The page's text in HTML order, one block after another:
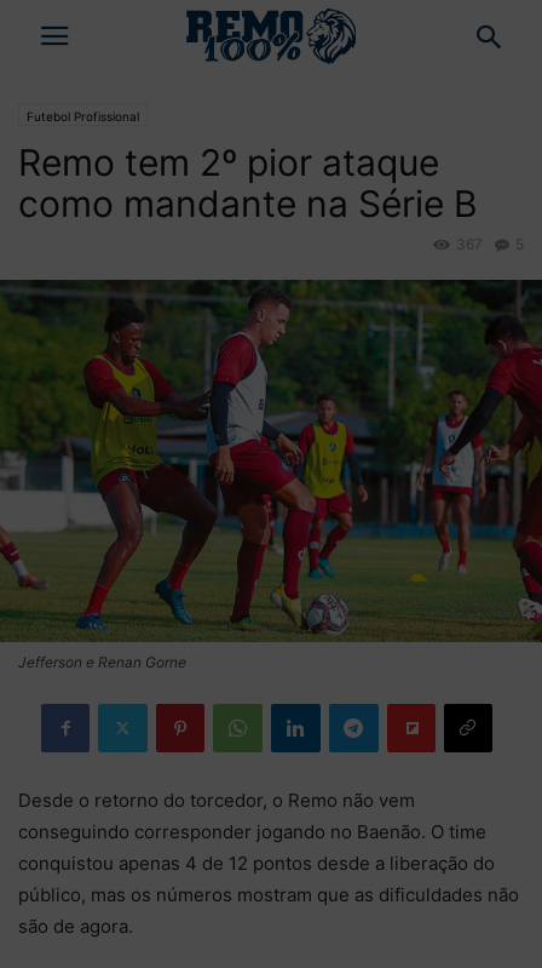
Futebol Profissional
Remo tem 2º pior ataque
como mandante na Série B
5
367
Jefferson e Renan Gorne
Desde o retorno do torcedor, o Remo não vem
conseguindo corresponder jogando no Baenão. O time
conquistou apenas 4 de 12 pontos desde a liberação do
público, mas os números mostram que as dificuldades não
são de agora.